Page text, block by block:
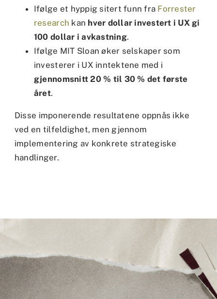
Ifølge et hyppig sitert funn fra Forrester
research kan hver dollar investert i UX gi
100 dollar i avkastning.
Ifølge MIT Sloan øker selskaper som
investerer i UX inntektene med i
gjennomsnitt 20 % til 30 % det første
året.
Disse imponerende resultatene oppnås ikke
ved en tilfeldighet, men gjennom
implementering av konkrete strategiske
handlinger.